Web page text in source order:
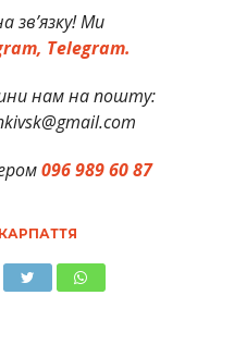
зв’язку! Ми
Telegram.
нам на пошту:
096 989 60 87